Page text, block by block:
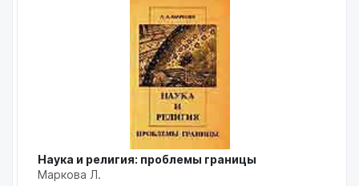
Наука и религия: проблемы границы
Маркова Л.